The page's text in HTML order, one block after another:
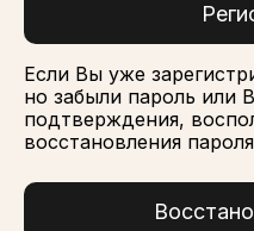
Если Вы уже
но забыли пароль или
подтверждения,
восстановления